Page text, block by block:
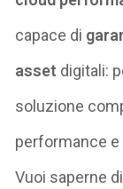
capace di
asset digitali:
soluzione
performance
Vuoi saperne